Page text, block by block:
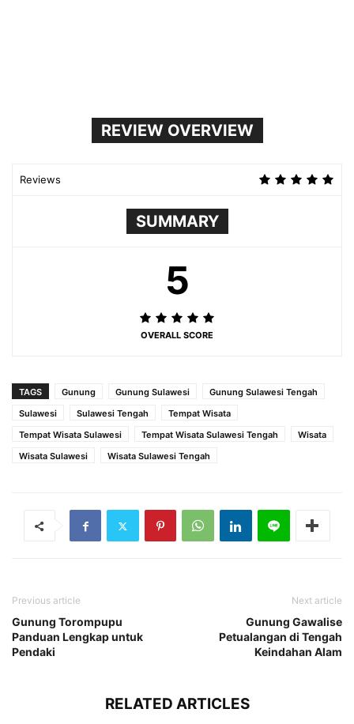
REVIEW OVERVIEW
Reviews
SUMMARY
5
OVERALL SCORE
TAGS Gunung Gunung Sulawesi
Gunung Sulawesi Tengah
Sulawesi
Sulawesi Tengah
Tempat Wisata
Tempat Wisata Sulawesi
Tempat Wisata Sulawesi Tengah
Wisata
Wisata Sulawesi
Wisata Sulawesi Tengah
Previous article
Gunung Torompupu
Panduan Lengkap untuk
Pendaki
Next article
Gunung Gawalise
Petualangan di Tengah
Keindahan Alam
RELATED ARTICLES